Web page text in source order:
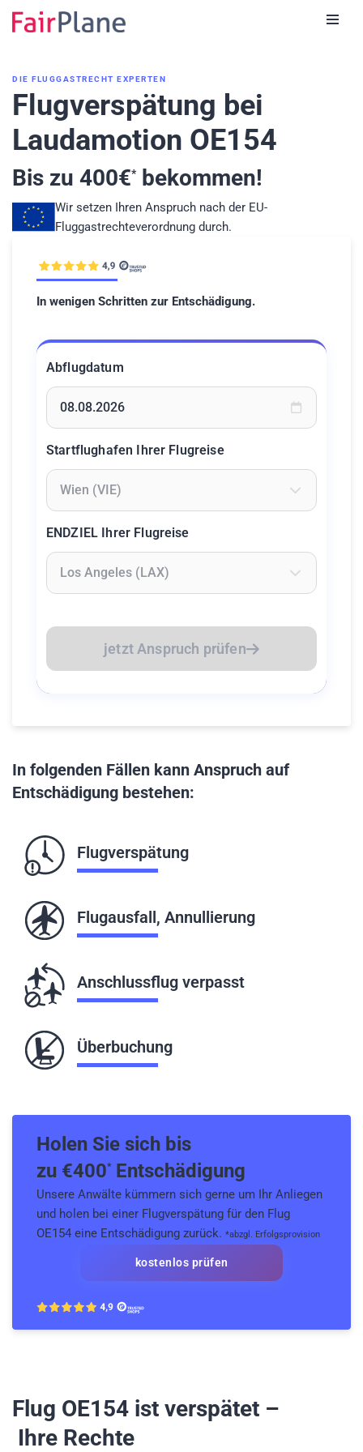
DIE FLUGGASTRECHT EXPERTEN
Flugverspätung bei
Laudamotion OE154
Bis zu 400€*bekommen!
Wir setzen Ihren Anspruch nach der EU-
Fluggastrechteverordnung durch.
In wenigen Schritten zur Entschädigung.
Abflugdatum
Startflughafen Ihrer Flugreise
ENDZIEL Ihrer Flugreise
jetzt Anspruch prüfen
In folgenden Fällen kann Anspruch auf
Entschädigung bestehen:
Flugverspätung
Flugausfall, Annullierung
Anschlussflug verpasst
Überbuchung
Holen Sie sich bis
zu €400*Entschädigung
Unsere Anwälte kümmern sich gerne um Ihr Anliegen
und holen bei einer Flugverspätung für den Flug
OE154 eine Entschädigung zurück. *abzgl. Erfolgsprovision
kostenlos prüfen
Flug OE154 ist verspätet –
Ihre Rechte